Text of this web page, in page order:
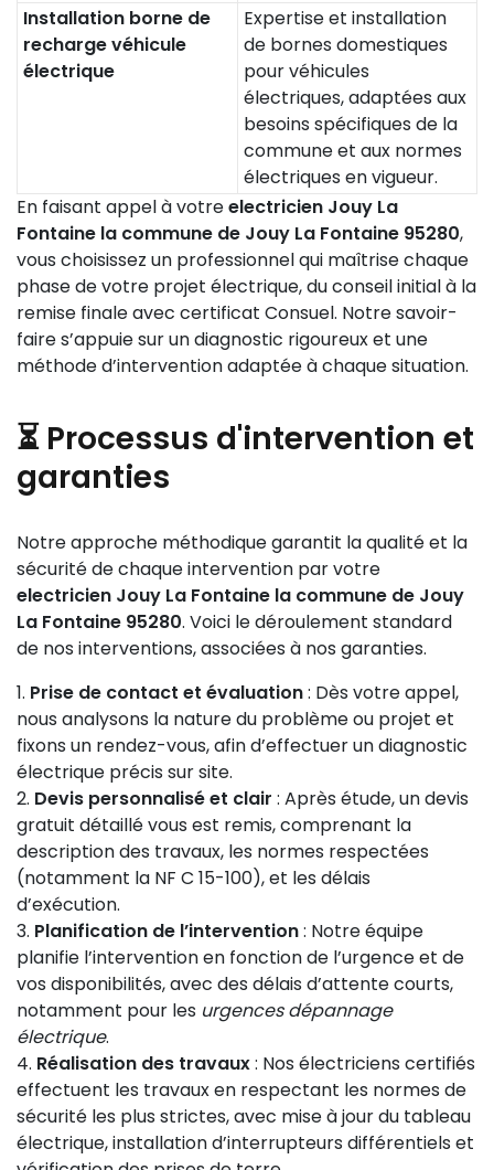
Installation borne de
recharge véhicule
électrique
Expertise et installation
de bornes domestiques
pour véhicules
électriques, adaptées aux
besoins spécifiques de la
commune et aux normes
électriques en vigueur.
En faisant appel à votreelectricien Jouy La
Fontaine la commune de Jouy La Fontaine 95280,
vous choisissez un professionnel qui maîtrise chaque
phase de votre projet électrique, du conseil initial à la
remise finale avec certificat Consuel. Notre savoir-
faire s’appuie sur un diagnostic rigoureux et une
méthode d’intervention adaptée à chaque situation.
⏳ Processus d'intervention et
garanties
Notre approche méthodique garantit la qualité et la
sécurité de chaque intervention par votre
electricien Jouy La Fontaine la commune de Jouy
La Fontaine 95280. Voici le déroulement standard
de nos interventions, associées à nos garanties.
Prise de contact et évaluation: Dès votre appel,
nous analysons la nature du problème ou projet et
fixons un rendez-vous, afin d’effectuer un diagnostic
électrique précis sur site.
Devis personnalisé et clair : Après étude, un devis
gratuit détaillé vous est remis, comprenant la
description des travaux, les normes respectées
(notamment la NF C 15-100), et les délais
d’exécution.
Planification de l’intervention: Notre équipe
planifie l’intervention en fonction de l’urgence et de
vos disponibilités, avec des délais d’attente courts,
notamment pour les urgences dépannage
électrique.
Réalisation des travaux: Nos électriciens certifiés
effectuent les travaux en respectant les normes de
sécurité les plus strictes, avec mise à jour du tableau
électrique, installation d’interrupteurs différentiels et